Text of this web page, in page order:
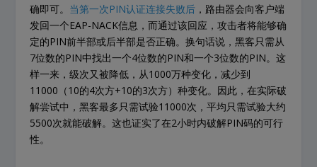
确即可。 当第一次PIN认证连接失败后 ，路由器会向客户端
发回一个EAP-NACK信息，而通过该回应，攻击者将能够确
定的PIN前半部或后半部是否正确。换句话说，黑客只需从
7位数的PIN中找出一个4位数的PIN和一个3位数的PIN。这
样一来，级次又被降低，从1000万种变化，减少到
11000（10的4次方+10的3次方）种变化。因此，在实际破
解尝试中，黑客最多只需试验11000次，平均只需试验大约
5500次就能破解。这也证实了在2小时内破解PIN码的可行
性。